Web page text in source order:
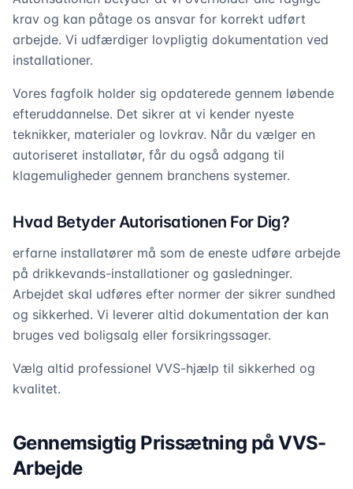
krav og kan påtage os ansvar for korrekt udført
arbejde. Vi udfærdiger lovpligtig dokumentation ved
installationer.
Vores fagfolk holder sig opdaterede gennem løbende
efteruddannelse. Det sikrer at vi kender nyeste
teknikker, materialer og lovkrav. Når du vælger en
autoriseret installatør, får du også adgang til
klagemuligheder gennem branchens systemer.
Hvad Betyder Autorisationen For Dig?
erfarne installatører må som de eneste udføre arbejde
på drikkevands-installationer og gasledninger.
Arbejdet skal udføres efter normer der sikrer sundhed
og sikkerhed. Vi leverer altid dokumentation der kan
bruges ved boligsalg eller forsikringssager.
Vælg altid professionel VVS-hjælp til sikkerhed og
kvalitet.
Gennemsigtig Prissætning på VVS-
Arbejde